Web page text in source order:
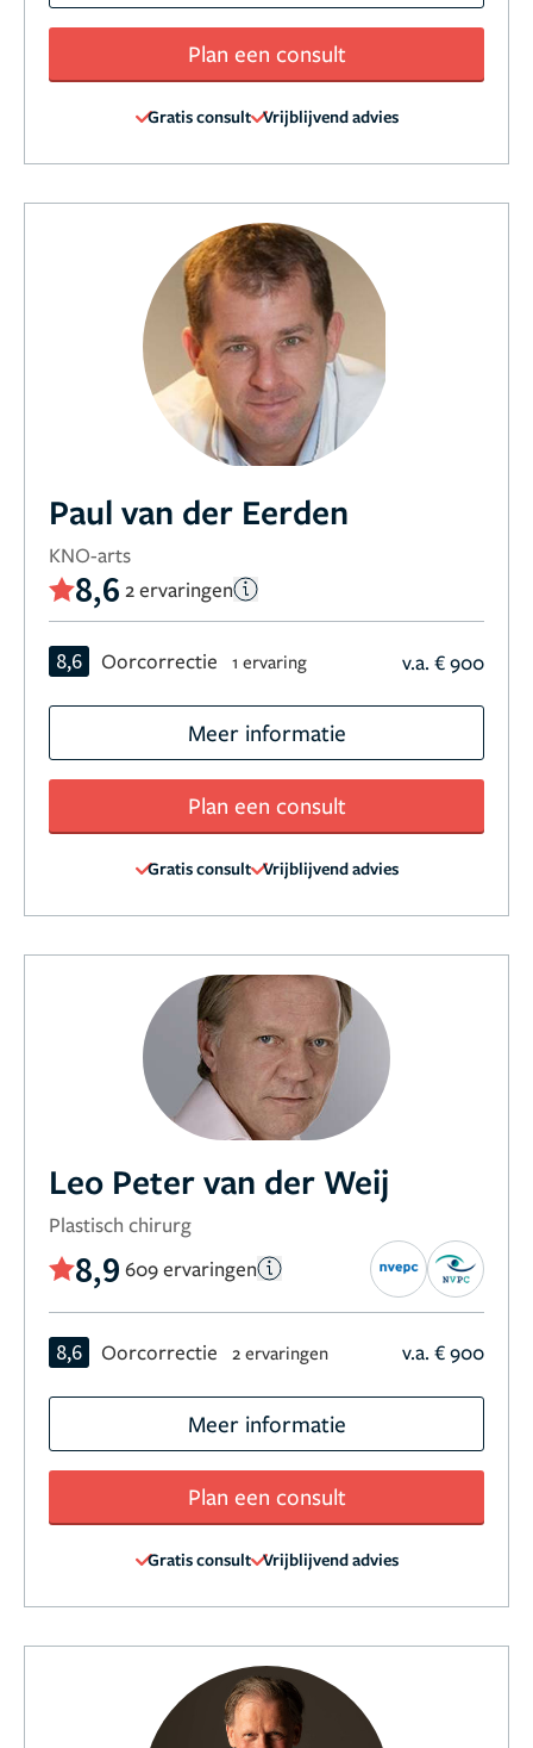
Plan een consult
Gratis consult Vrijblijvend advies
Paul van der Eerden
KNO-arts
8,6 2 ervaringen
8,6 Oorcorrectie 1 ervaring v.a. € 900
Meer informatie
Plan een consult
Gratis consult Vrijblijvend advies
Leo Peter van der Weij
Plastisch chirurg
8,9 609 ervaringen
8,6 Oorcorrectie 2 ervaringen v.a. € 900
Meer informatie
Plan een consult
Gratis consult Vrijblijvend advies